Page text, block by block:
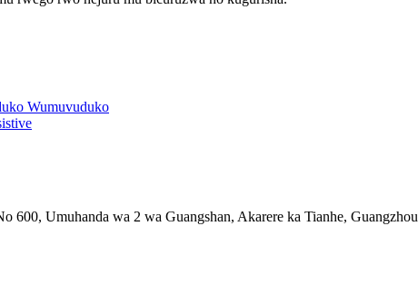
Wumuvuduko
600, Umuhanda wa 2 wa Guangshan, Akarere ka Tianhe, Guangzhou